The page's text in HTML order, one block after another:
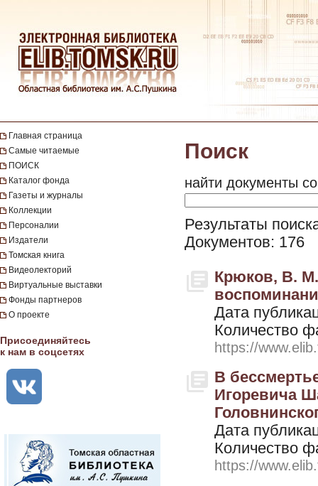
Главная страница
Самые читаемые
ПОИСК
Каталог фонда
Газеты и журналы
Коллекции
Персоналии
Издатели
Томская книга
Видеолекторий
Виртуальные выставки
Фонды партнеров
О проекте
Присоединяйтесь
к нам в соцсетях
Поиск
найти документы
Результаты
Документов: 176
Крюков, В.
Дата
Количество
https://
В
Игоревича
Дата
Количество
https://